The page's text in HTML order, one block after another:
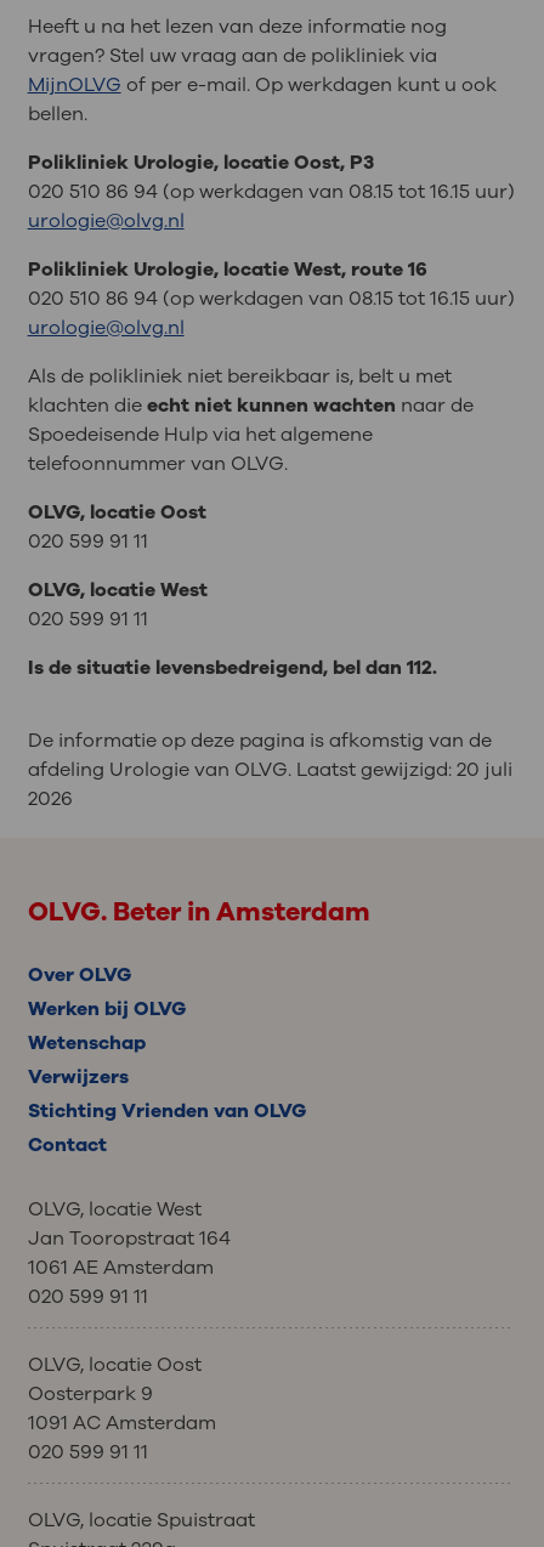
Heeft u na het lezen van deze informatie nog
vragen? Stel uw vraag aan de polikliniek via
MijnOLVG of per e-mail. Op werkdagen kunt u ook
bellen.
Polikliniek Urologie, locatie Oost, P3
020 510 86 94 (op werkdagen van 08.15 tot 16.15 uur)
urologie@olvg.nl
Polikliniek Urologie, locatie West, route 16
020 510 86 94 (op werkdagen van 08.15 tot 16.15 uur)
urologie@olvg.nl
Als de polikliniek niet bereikbaar is, belt u met
klachten dieecht niet kunnen wachten naar de
Spoedeisende Hulp via het algemene
telefoonnummer van OLVG.
OLVG, locatie Oost
020 599 91 11
OLVG, locatie West
020 599 91 11
Is de situatie levensbedreigend, bel dan 112.
De informatie op deze pagina is afkomstig van de
afdeling Urologie van OLVG. Laatst gewijzigd:20 juli
2026
OLVG. Beter in Amsterdam
Over OLVG
Werken bij OLVG
Wetenschap
Verwijzers
Stichting Vrienden van OLVG
Contact
OLVG, locatie West
Jan Tooropstraat 164
1061 AE Amsterdam
020 599 91 11
OLVG, locatie Oost
Oosterpark 9
1091 AC Amsterdam
020 599 91 11
OLVG, locatie Spuistraat